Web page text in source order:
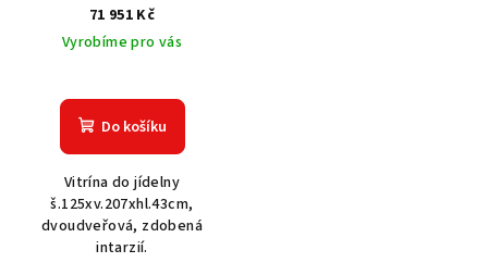
71 951 Kč
Vyrobíme pro vás
Do košíku
Vitrína do jídelny
š.125xv.207xhl.43cm,
dvoudveřová, zdobená
intarzií.